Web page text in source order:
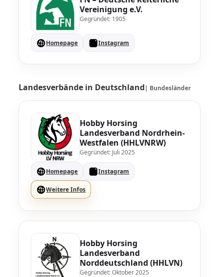
Vereinigung e.V.
Gegründet: 1905
Homepage Instagram
Landesverbände in Deutschland| Bundesländer
Hobby Horsing
Landesverband Nordrhein-
Westfalen (HHLVNRW)
Gegründet: Juli 2025
Homepage Instagram
Weitere Infos
Hobby Horsing
Landesverband
Norddeutschland (HHLVN)
Gegründet: Oktober 2025